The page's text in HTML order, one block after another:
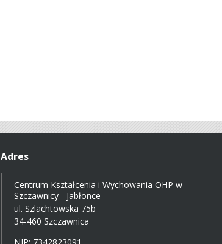
Adres
Centrum Kształcenia i Wychowania OHP w
Szczawnicy - Jabłonce
ul. Szlachtowska 75b
34-460 Szczawnica